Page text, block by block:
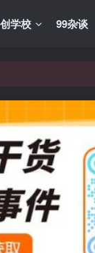
学校 99杂谈
教程、网络营销